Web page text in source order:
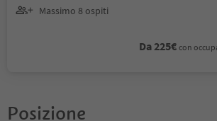
Massimo 8 ospiti
Da 225€ con
Posizione